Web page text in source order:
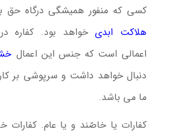
كسی كه منفور همیشگی درگاه حق
هلاكت ابدیخواهد بود. كفاره
اعمالی است كه جنس این اعمال
دنبال خواهد داشت و سرپوشی بر
ما می باشد.
کفارات یا خاصّند و یا عام.